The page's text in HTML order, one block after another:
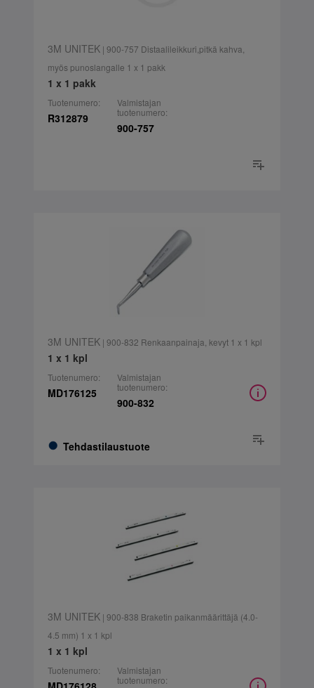
3M UNITEK| 900-757 Distaalileikkuri,pitkä kahva,
myös punoslangalle 1 x 1 pakk
1 x 1 pakk
Tuotenumero:
R312879
Valmistajan
tuotenumero:
900-757
3M UNITEK| 900-832 Renkaanpainaja, kevyt 1 x 1 kpl
1 x 1 kpl
Tuotenumero:
MD176125
Tehdastilaustuote
Valmistajan
tuotenumero:
900-832
3M UNITEK| 900-838 Braketin paikanmäärittäjä (4.0-
4.5 mm) 1 x 1 kpl
1 x 1 kpl
Tuotenumero:
Valmistajan
tuotenumero: